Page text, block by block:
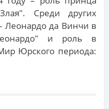
Среди других
Леонардо да Винчи в
и роль в
Юрского периода: